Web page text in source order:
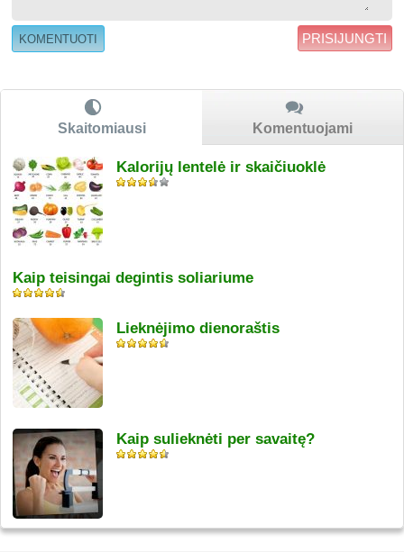
PRISIJUNGTI
Skaitomiausi Komentuojami
Kalorijų lentelė ir skaičiuoklė
Kaip teisingai degintis soliariume
Lieknėjimo dienoraštis
Kaip sulieknėti per savaitę?